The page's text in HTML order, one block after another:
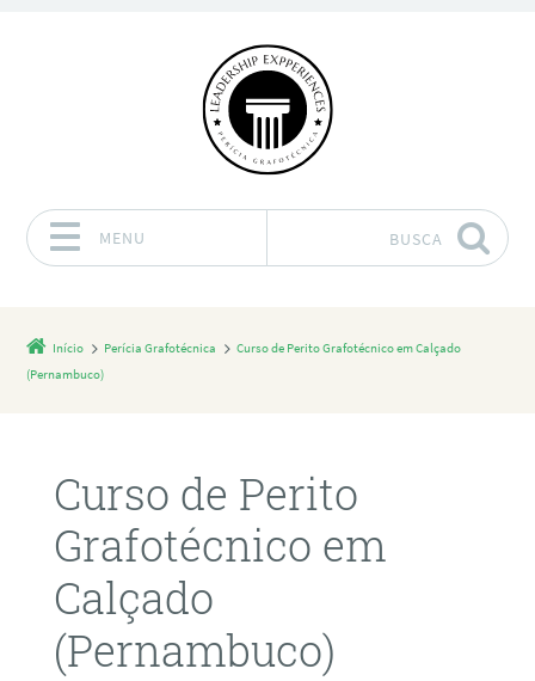
MENU BUSCA
Início Perícia Grafotécnica
Curso de Perito Grafotécnico em Calçado
(Pernambuco)
Curso de Perito
Grafotécnico em
Calçado
(Pernambuco)